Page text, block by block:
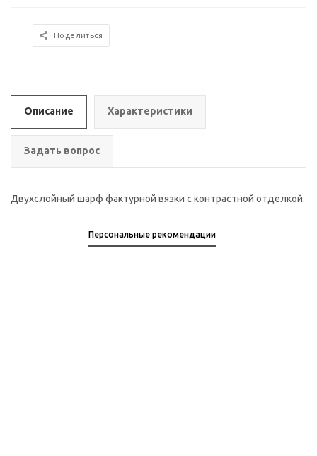
Поделиться
Описание Характеристики
Задать вопрос
Двухслойный шарф фактурной вязки с контрастной отделкой.
Персональные рекомендации